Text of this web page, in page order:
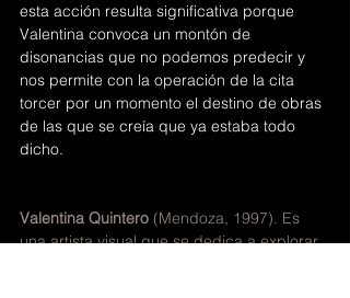
esta acción resulta significativa porque
Valentina convoca un montón de
disonancias que no podemos predecir y
nos permite con la operación de la cita
torcer por un momento el destino de obras
de las que se creía que ya estaba todo
dicho.
Valentina Quintero (Mendoza, 1997). Es
una artista visual que se dedica a explorar